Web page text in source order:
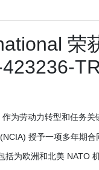
荣
为劳动力转型和任务
授予一项多年期
为欧洲和北美 NATO